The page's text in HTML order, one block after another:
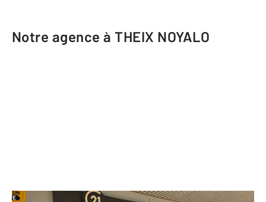
Notre agence à THEIX NOYALO